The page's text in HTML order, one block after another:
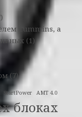
Cummins, а
(1)
(7)
StartPower АМТ 4.0
блоках